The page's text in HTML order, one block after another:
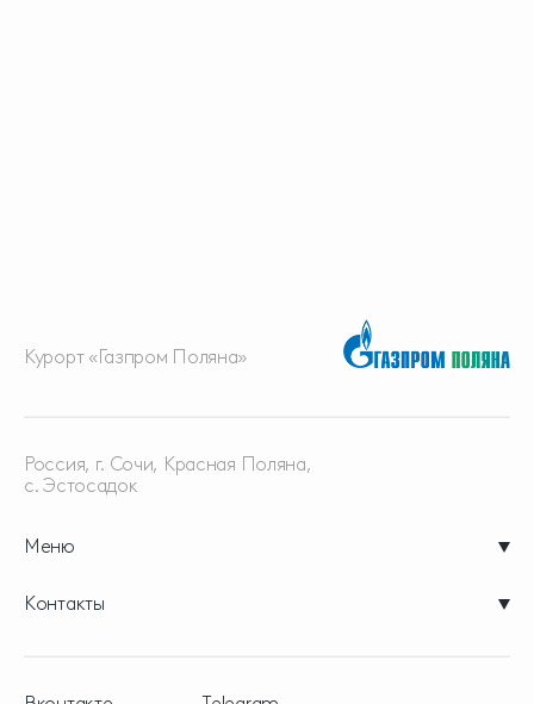
Курорт «Газпром Поляна»
Меню
Россия, г. Сочи, Красная Поляна,
с. Эстосадок
Контакты